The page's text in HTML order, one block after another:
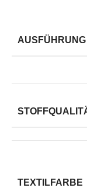
AUSFÜHRUNG
TEXTILFARBE